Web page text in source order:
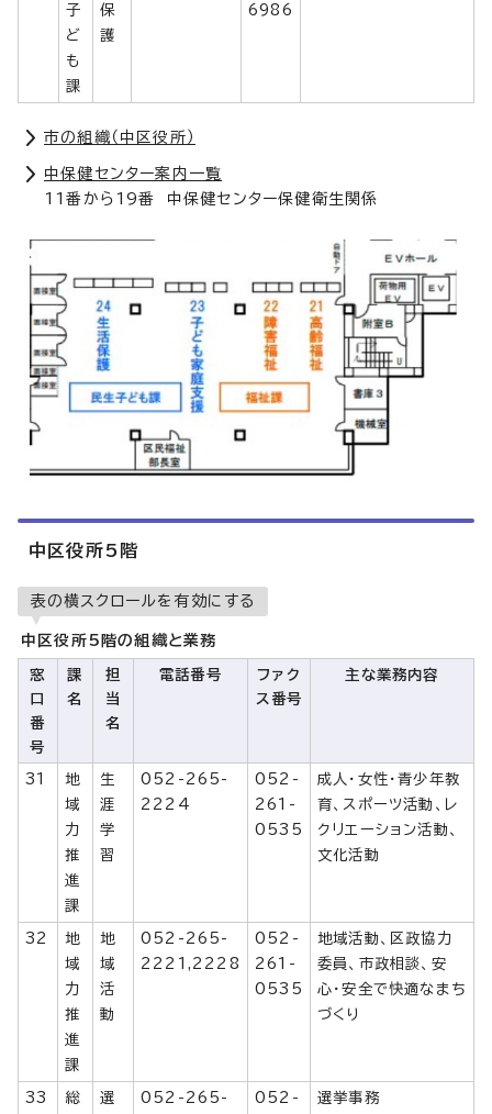
子
ど
も
課
保
護
6986
市の組織（中区役所）
中保健センター案内一覧
11番から19番 中保健センター保健衛生関係
中区役所5階
表の横スクロールを有効にする
中区役所5階の組織と業務
窓
口
番
号
課
名
担
当
名
電話番号
ファク
ス番号
主な業務内容
31
地
域
力
推
進
課
生
涯
学
習
052-265-
2224
052-
261-
0535
成人・女性・青少年教
育、スポーツ活動、レ
クリエーション活動、
文化活動
32
地
域
力
推
進
課
地
域
活
動
052-265-
2221,2228
052-
261-
0535
地域活動、区政協力
委員、市政相談、安
心・安全で快適なまち
づくり
33
総
選
052-265-
052-
選挙事務